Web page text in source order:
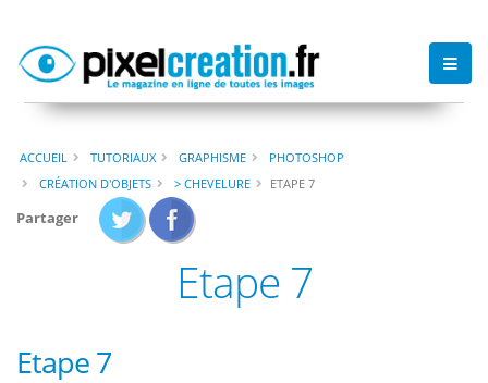
ACCUEIL TUTORIAUX GRAPHISME
PHOTOSHOP
CRÉATION D'OBJETS
> CHEVELURE ETAPE 7
Partager
Etape 7
Etape 7